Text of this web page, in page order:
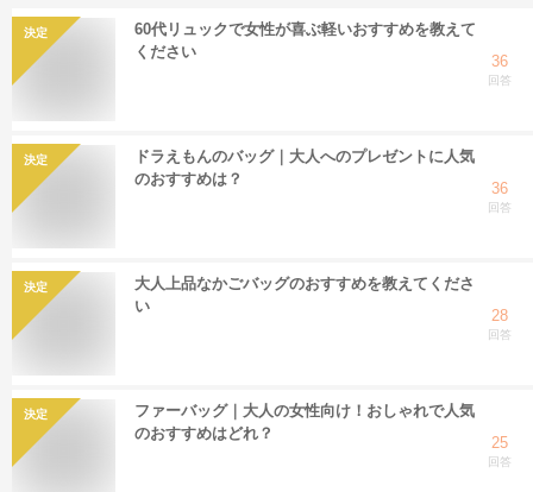
決定
60代リュックで女性が喜ぶ軽いおすすめを教えて
ください
36
回答
決定
ドラえもんのバッグ｜大人へのプレゼントに人気
のおすすめは？
36
回答
決定
大人上品なかごバッグのおすすめを教えてくださ
い
28
回答
決定
ファーバッグ｜大人の女性向け！おしゃれで人気
のおすすめはどれ？
25
回答